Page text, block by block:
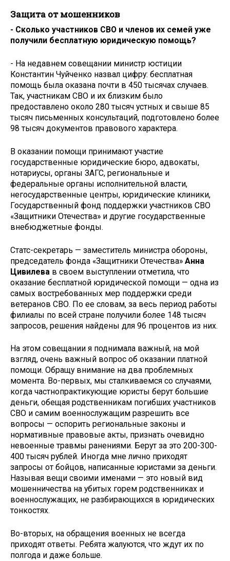
Защита от мошенников
- Сколько участников СВО и членов их семей уже
получили бесплатную юридическую помощь?
- На недавнем совещании министр юстиции
Константин Чуйченко назвал цифру: бесплатная
помощь была оказана почти в 450 тысячах случаев.
Так, участникам СВО и их близким было
предоставлено около 280 тысяч устных и свыше 85
тысяч письменных консультаций, подготовлено более
98 тысяч документов правового характера.
В оказании помощи принимают участие
государственные юридические бюро, адвокаты,
нотариусы, органы ЗАГС, региональные и
федеральные органы исполнительной власти,
негосударственные центры, юридические клиники,
Государственный фонд поддержки участников СВО
«Защитники Отечества» и другие государственные
внебюджетные фонды.
Статс-секретарь — заместитель министра обороны,
председатель фонда «Защитники Отечества» Анна
Цивилева в своем выступлении отметила, что
оказание бесплатной юридической помощи — одна из
самых востребованных мер поддержки среди
ветеранов СВО. По ее словам, за весь период работы
филиалы по всей стране получили более 148 тысяч
запросов, решения найдены для 96 процентов из них.
На этом совещании я поднимала важный, на мой
взгляд, очень важный вопрос об оказании платной
помощи. Обращу внимание на два проблемных
момента. Во-первых, мы сталкиваемся со случаями,
когда частнопрактикующие юристы берут большие
деньги, обещая родственникам погибших участников
СВО и самим военнослужащим разрешить все
вопросы — оспорить региональные законы и
нормативные правовые акты, признать очевидно
невоенные травмы ранениями. Берут за это 200-300-
400 тысяч рублей. Иногда мне лично приходят
запросы от бойцов, написанные юристами за деньги.
Называя вещи своими именами — это новый вид
мошенничества на убитых горем родственниках и
военнослужащих, не разбирающихся в юридических
тонкостях.
Во-вторых, на обращения военных не всегда
приходят ответы. Ребята жалуются, что ждут их по
полгода и даже больше.